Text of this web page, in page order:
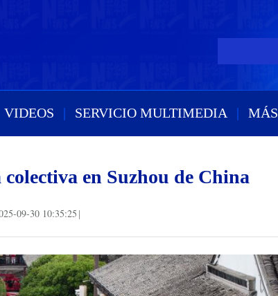
VIDEOS | SERVICIO MULTIMEDIA | MÁS
en Suzhou de China
09-30 10:35:25